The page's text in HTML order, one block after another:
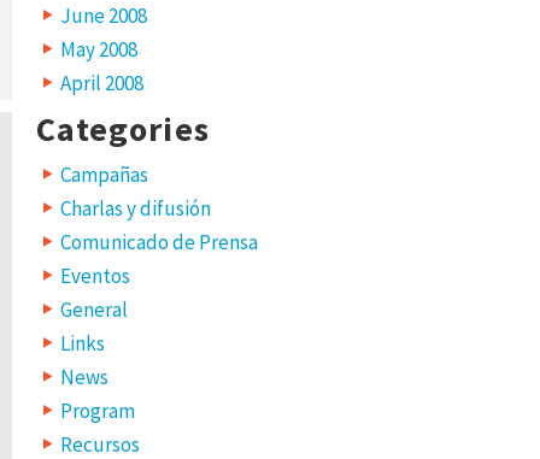
June 2008
May 2008
April 2008
Categories
Campañas
Charlas y difusión
Comunicado de Prensa
Eventos
General
Links
News
Program
Recursos